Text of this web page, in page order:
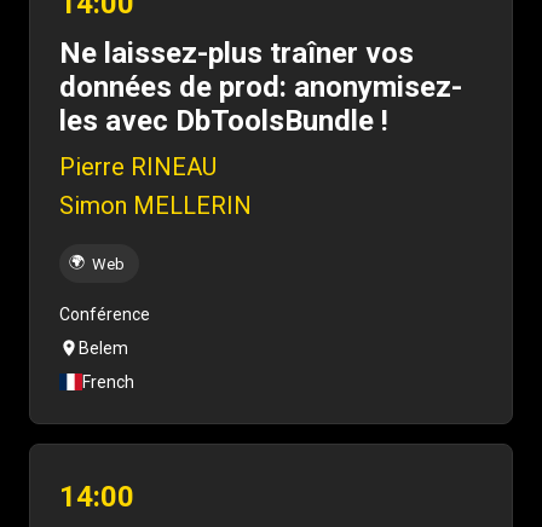
Ne laissez-plus traîner vos
données de prod: anonymisez-
les avec DbToolsBundle !
Pierre RINEAU
Simon MELLERIN
🌍 Web
Conférence
Belem
French
14:00